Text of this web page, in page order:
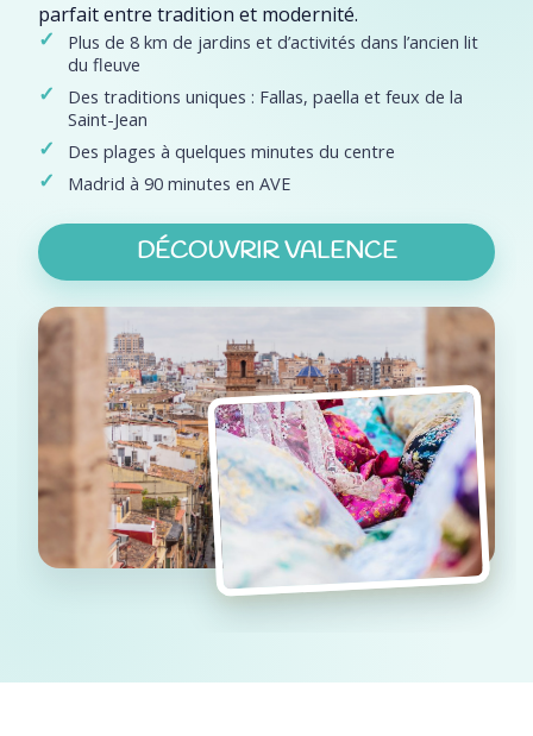
parfait entre tradition et modernité.
Plus de 8 km de jardins et d’activités dans l’ancien lit
du fleuve
Des traditions uniques : Fallas, paella et feux de la
Saint-Jean
Des plages à quelques minutes du centre
Madrid à 90 minutes en AVE
DÉCOUVRIR VALENCE